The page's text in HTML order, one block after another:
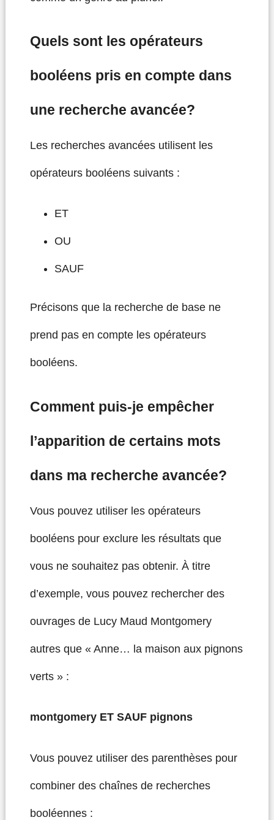
Quels sont les opérateurs
booléens pris en compte dans
une recherche avancée?
Les recherches avancées utilisent les
opérateurs booléens suivants :
ET
OU
SAUF
Précisons que la recherche de base ne
prend pas en compte les opérateurs
booléens.
Comment puis-je empêcher
l’apparition de certains mots
dans ma recherche avancée?
Vous pouvez utiliser les opérateurs
booléens pour exclure les résultats que
vous ne souhaitez pas obtenir. À titre
d’exemple, vous pouvez rechercher des
ouvrages de Lucy Maud Montgomery
autres que « Anne… la maison aux pignons
verts » :
montgomery ET SAUF pignons
Vous pouvez utiliser des parenthèses pour
combiner des chaînes de recherches
booléennes :